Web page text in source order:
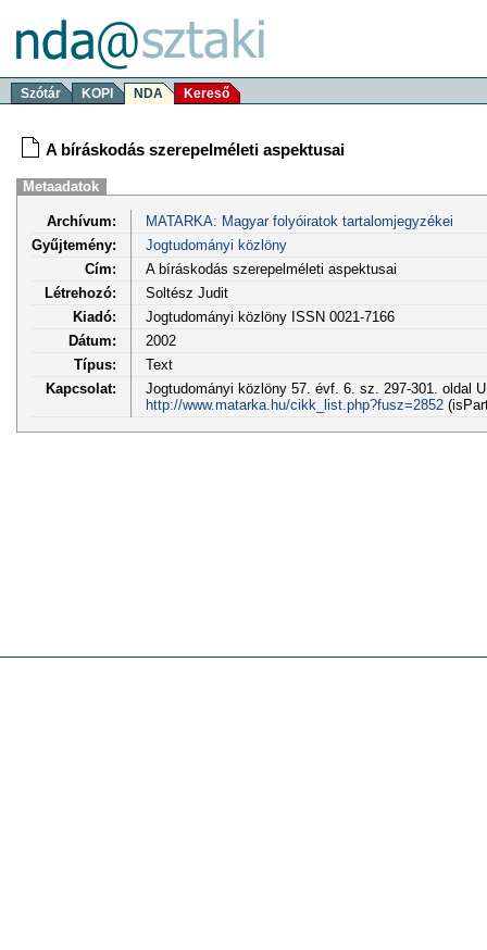
Szótár KOPI NDA Kereső
A bíráskodás szerepelméleti aspektusai
Metaadatok
Archívum:
MATARKA: Magyar folyóiratok tartalomjegyzékei
Gyűjtemény:
Jogtudományi közlöny
Cím:
A bíráskodás szerepelméleti aspektusai
Létrehozó:
Soltész Judit
Kiadó:
Jogtudományi közlöny ISSN 0021-7166
Dátum:
2002
Típus:
Text
Kapcsolat:
Jogtudományi közlöny 57. évf. 6. sz. 297-301. oldal
http://www.matarka.hu/cikk_list.php?fusz=2852